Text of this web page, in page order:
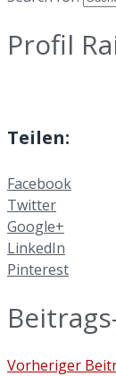
Profil
Teilen:
Facebook
Twitter
Google+
LinkedIn
Pinterest
Vorheriger